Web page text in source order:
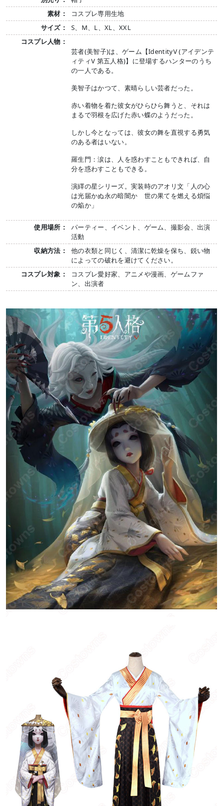
素材：
コスプレ専用生地
サイズ：
S、M、L、XL、XXL
コスプレ人物：
芸者(美智子)は、ゲーム【IdentityV (アイデンテ
ィティV 第五人格)】に登場するハンターのうち
の一人である。
美智子はかつて、素晴らしい芸者だった。
赤い着物を着た彼女がひらひら舞うと、それは
まるで羽根を広げた赤い蝶のようだった。
しかし今となっては、彼女の舞を直視する勇気
のある者はいない。
羅生門：涙は、人を惑わすこともできれば、自
分を惑わすこともできる。
演繹の星シリーズ。実装時のアオリ文「人の心
は光届かぬ永の暗闇か 世の果てを燃える煩悩
の焔か」
使用場所：
パーティー、イベント、ゲーム、撮影会、出演
活動
収納方法：
他の衣類と同じく、清潔に乾燥を保ち、鋭い物
によっての破れを避けてください。
コスプレ対象：
コスプレ愛好家、アニメや漫画、ゲームファ
ン、出演者